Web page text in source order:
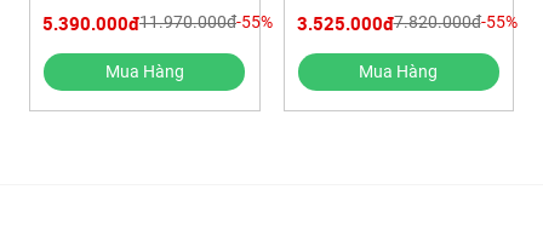
5.390.000đ11.970.000đ-55%
Mua Hàng
3.525.000đ7.820.000đ-55%
Mua Hàng